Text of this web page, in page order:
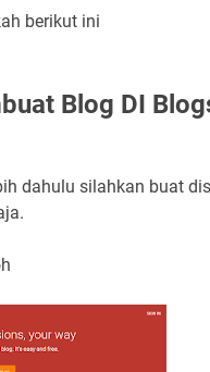
berikut ini
Blog DI
dahulu silahkan buat